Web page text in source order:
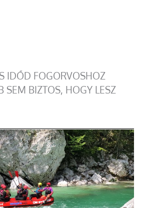
IDŐD FOGORVOSHOZ
SEM BIZTOS, HOGY LESZ